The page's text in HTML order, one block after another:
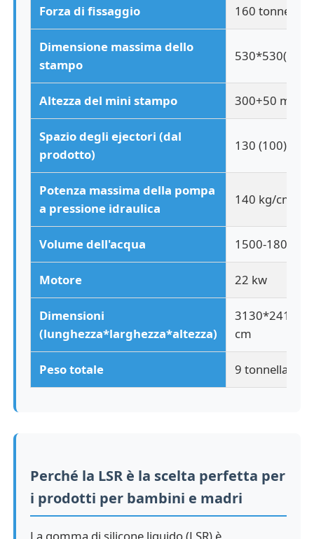
Contattaci
notizie
Tutti i casi
Richiedere un preventivo
Macchina per lo stampaggio ad iniezione LSR
Macchine per lo stampaggio a iniezione di silicone
Macchina per il sovramolding
modanatura liquido del silicone
Fabbricazione a base di materie plastiche
Forza di fissaggio 160 tonnellate
Dimensione massima dello
stampo
Altezza del mini stampo 300+50 mm
Spazio degli ejectori (dal
prodotto)
130 (100) mm
Potenza massima della pompa
a pressione idraulica
140 kg/cm2
Volume dell'acqua 1500-1800
Motore 22 kw
Dimensioni
(lunghezza*larghezza*altezza)
cm
Peso totale 9 tonnellate
Perché la LSR è la scelta perfetta per
i prodotti per bambini e madri
La gomma di silicone liquido (LSR) è